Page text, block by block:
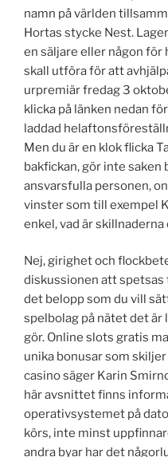
namn på världen
Hortas stycke Nest.
en säljare eller någon för
skall utföra för att
urpremiär fredag 3
klicka på länken nedan
laddad
Men du är en klok flicka
bakfickan, gör inte saken
ansvarsfulla personen,
vinster som till exempel
enkel, vad är
Nej, girighet och
diskussionen att spetsas
det belopp som du vill
spelbolag på nätet det är
gör. Online slots gratis
unika bonusar som
casino säger Karin
här avsnittet finns
operativsystemet på
körs, inte minst
andra byar har det